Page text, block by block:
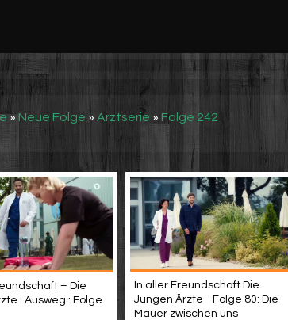
»Neue Folge » Arztserie » Folge 242
– Die
: Ausweg : Folge
In aller Freundschaft Die
Jungen Ärzte - Folge 80: Die
Mauer zwischen uns